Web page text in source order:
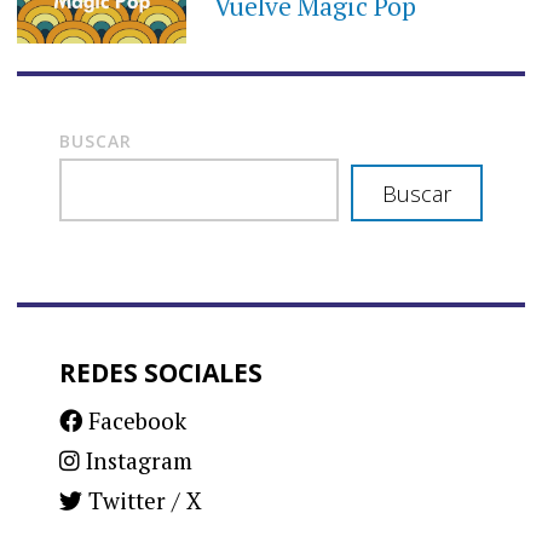
BUSCAR
Buscar
REDES SOCIALES
Facebook
Instagram
Twitter / X